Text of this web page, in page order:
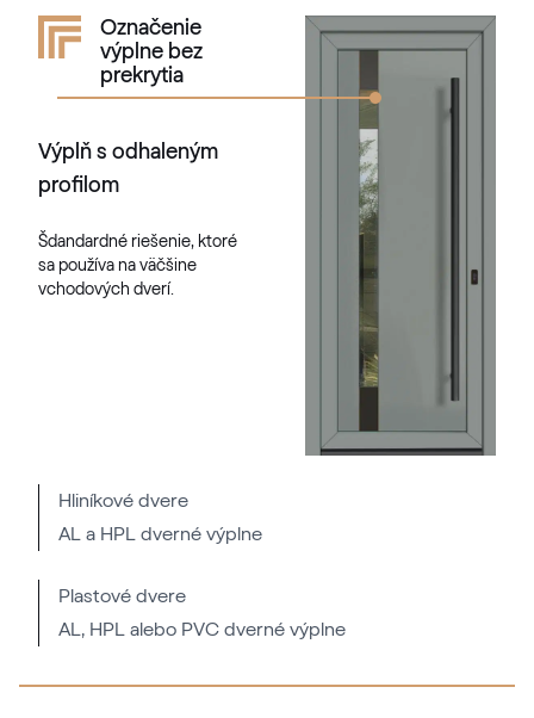
RAL 1034
RAL 1034
RAL 1035
RAL 1035
RAL 1036
RAL 2000
RAL 2001
Označenie
výplne bez
prekrytia
Výplň s odhaleným
profilom
Šdandardné riešenie, ktoré
sa používa na väčšine
vchodových dverí.
Hliníkové dvere
AL a HPL dverné výplne
Plastové dvere
AL, HPL alebo PVC dverné výplne